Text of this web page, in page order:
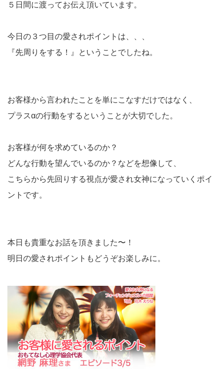
５日間に渡ってお伝え頂いています。
今日の３つ目の愛されポイントは、、、
『先周りをする！』ということでしたね。
お客様から言われたことを単にこなすだけではなく、
プラスαの行動をするということが大切でした。
お客様が何を求めているのか？
どんな行動を望んでいるのか？などを想像して、
こちらから先回りする視点が愛され女神になっていくポイ
ントです。
本日も貴重なお話を頂きました〜！
明日の愛されポイントもどうぞお楽しみに。